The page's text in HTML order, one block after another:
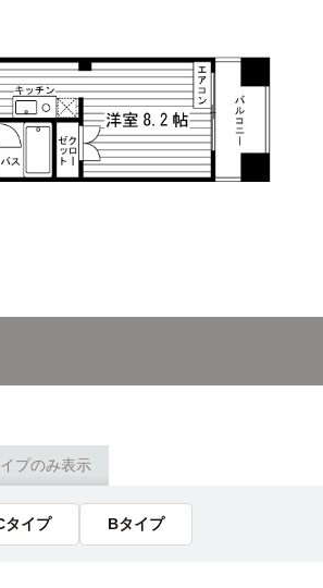
キャンパス) 電車
18分
鉄名城線8分）→「本山」駅（6分）
分）→「星ヶ丘」駅
プのみ表示
タイプ Bタイプ